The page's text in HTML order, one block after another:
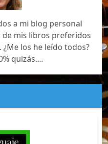
a mi blog personal
mis libros preferidos
los he leído todos?
quizás....